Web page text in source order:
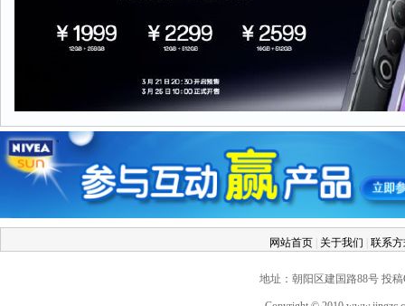
网站首页 关于我们 联系
地址：朝阳区建国路88号 投稿